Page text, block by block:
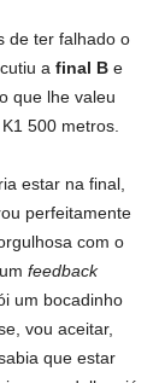
de ter falhado o
a final B e
que lhe valeu
500 metros.
estar na final,
perfeitamente
com o
feedback
um bocadinho
vou aceitar,
que estar